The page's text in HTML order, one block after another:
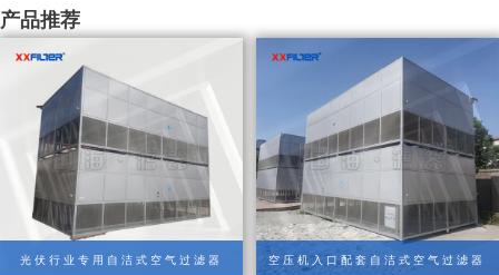
产品推荐
光伏行业专用自洁式空气过滤器 空压机入口配套自洁式空气过滤器